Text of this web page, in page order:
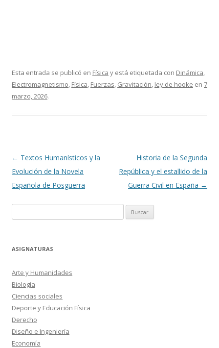
Esta entrada se publicó en Física y está etiquetada con Dinámica,
Electromagnetismo, Física, Fuerzas, Gravitación, ley de hooke en 7
marzo, 2026.
Navegación
de
entradas
← Textos Humanísticos y la
Evolución de la Novela
Española de Posguerra
Historia de la Segunda
República y el estallido de la
Guerra Civil en España →
ASIGNATURAS
Arte y Humanidades
Biología
Ciencias sociales
Deporte y Educación Física
Derecho
Diseño e Ingeniería
Economía